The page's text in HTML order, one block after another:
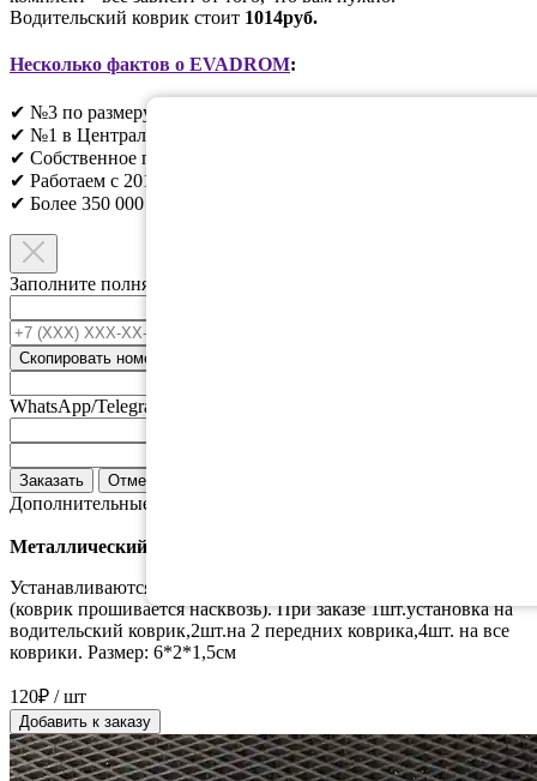
Водительский коврик стоит 1014руб.
Несколько фактов о EVADROM:
✔ №3 по размеру в России;
✔ №1 в Центральном регионе;
✔ Собственное производство;
✔ Работаем с 2010г;
✔ Более 350 000 клиентов;​
Заполните полня ниже и мы свяжемся с вами.
Скопировать номер
WhatsApp/Telegram
Заказать Отмена
Дополнительные аксессуары:
Металлический логотип с маркой Вашего авто
Устанавливаются вдоль порога, надёжно крепятся на винтики
(коврик прошивается насквозь). При заказе 1шт.установка на
водительский коврик,2шт.на 2 передних коврика,4шт. на все
коврики. Размер: 6*2*1,5см
120₽ / шт
Добавить к заказу